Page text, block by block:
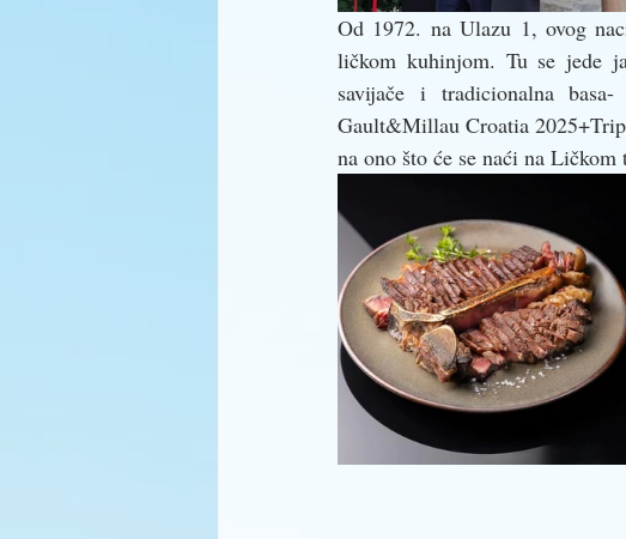
Od 1972. na Ulazu 1, ovog
ličkom kuhinjom. Tu se jede
savijače i tradicionalna
Gault&Millau Croatia
na ono što će se naći na Ličkom